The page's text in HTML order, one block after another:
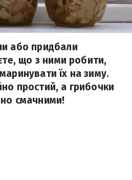
або придбали
що з ними робити,
їх на зиму.
простий, а грибочки
смачними!